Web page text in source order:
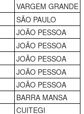
VARGEM GRANDE
SÃO PAULO
JOÃO PESSOA
JOÃO PESSOA
JOÃO PESSOA
JOÃO PESSOA
JOÃO PESSOA
BARRA MANSA
CUITEGI